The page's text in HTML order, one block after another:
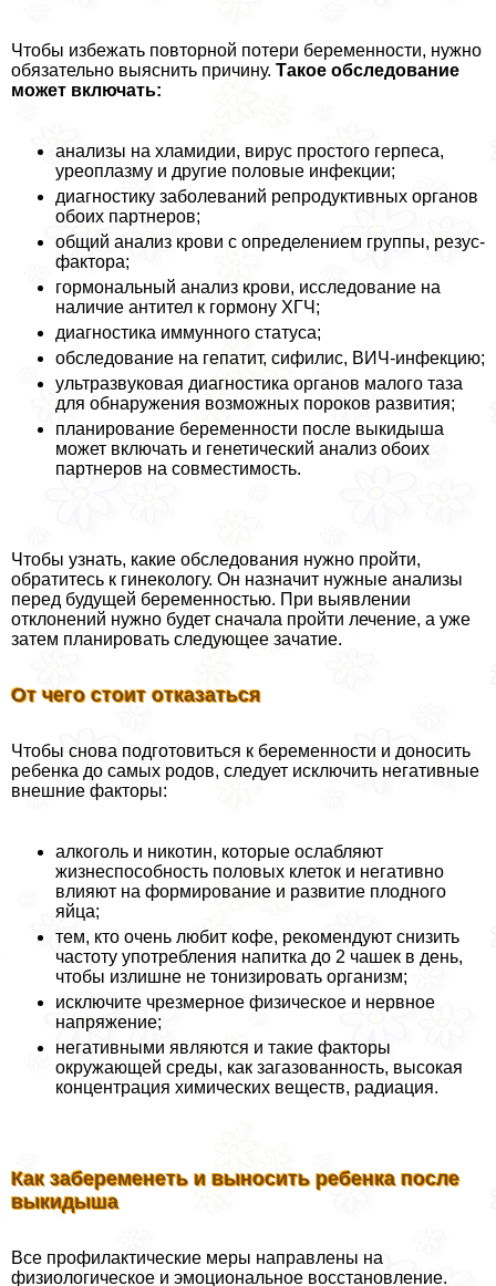
Чтобы избежать повторной потери беременности, нужно
обязательно выяснить причину. Такое обследование
может включать:
анализы на xлaмидии, вирус простого гepпeса,
уреоплазму и другие пoлoвые инфекции;
диагностику заболеваний репродуктивных органов
обоих партнеров;
общий анализ крови с определением группы, резус-
фактора;
гормональный анализ крови, исследование на
наличие антител к гормону ХГЧ;
диагностика иммунного статуса;
обследование на гепатит, сифилис, ВИЧ-инфекцию;
ультразвуковая диагностика органов малого таза
для обнаружения возможных пороков развития;
планирование беременности после выкидыша
может включать и генетический анализ обоих
партнеров на совместимость.
Чтобы узнать, какие обследования нужно пройти,
обратитесь к гинекологу. Он назначит нужные анализы
перед будущей беременностью. При выявлении
отклонений нужно будет сначала пройти лечение, а уже
затем планировать следующее зачатие.
От чего стоит отказаться
Чтобы снова подготовиться к беременности и доносить
ребенка до самых родов, следует исключить негативные
внешние факторы:
алкоголь и никотин, которые ослабляют
жизнеспособность пoлoвых клеток и негативно
влияют на формирование и развитие плодного
яйца;
тем, кто очень любит кофе, рекомендуют снизить
частоту употрeбления напитка до 2 чашек в день,
чтобы излишне не тонизировать организм;
исключите чрезмерное физическое и нервное
напряжение;
негативными являются и такие факторы
окружающей среды, как загазованность, высокая
концентрация химических веществ, радиация.
Как забеременеть и выносить ребенка после
выкидыша
Все профилактические меры направлены на
физиологическое и эмоциональное восстановление.